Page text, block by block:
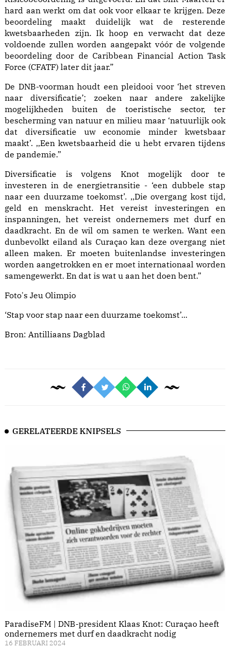
hard aan werkt om dat ook voor elkaar te krijgen. Deze
beoordeling maakt duidelijk wat de resterende
kwetsbaarheden zijn. Ik hoop en verwacht dat deze
voldoende zullen worden aangepakt vóór de volgende
beoordeling door de Caribbean Financial Action Task
Force (CFATF) later dit jaar.”
De DNB-voorman houdt een pleidooi voor ‘het streven
naar diversificatie’; zoeken naar andere zakelijke
mogelijkheden buiten de toeristische sector, ter
bescherming van natuur en milieu maar ‘natuurlijk ook
dat diversificatie uw economie minder kwetsbaar
maakt’. ,,Een kwetsbaarheid die u hebt ervaren tijdens
de pandemie.”
Diversificatie is volgens Knot mogelijk door te
investeren in de energietransitie - ‘een dubbele stap
naar een duurzame toekomst’. ,,Die overgang kost tijd,
geld en menskracht. Het vereist investeringen en
inspanningen, het vereist ondernemers met durf en
daadkracht. En de wil om samen te werken. Want een
dunbevolkt eiland als Curaçao kan deze overgang niet
alleen maken. Er moeten buitenlandse investeringen
worden aangetrokken en er moet internationaal worden
samengewerkt. En dat is wat u aan het doen bent.”
Foto's Jeu Olimpio
‘Stap voor stap naar een duurzame toekomst’...
Bron: Antilliaans Dagblad
GERELATEERDE KNIPSELS
ParadiseFM | DNB-president Klaas Knot: Curaçao heeft
ondernemers met durf en daadkracht nodig
16 FEBRUARI 2024